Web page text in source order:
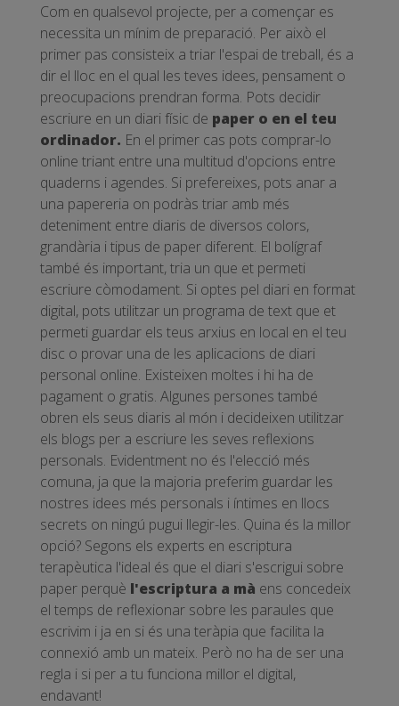
Com en qualsevol projecte, per a començar es
necessita un mínim de preparació. Per això el
primer pas consisteix a triar l'espai de treball, és a
dir el lloc en el qual les teves idees, pensament o
preocupacions prendran forma. Pots decidir
escriure en un diari físic de paper o en el teu
ordinador. En el primer cas pots comprar-lo
online triant entre una multitud d'opcions entre
quaderns i agendes. Si prefereixes, pots anar a
una papereria on podràs triar amb més
deteniment entre diaris de diversos colors,
grandària i tipus de paper diferent. El bolígraf
també és important, tria un que et permeti
escriure còmodament. Si optes pel diari en format
digital, pots utilitzar un programa de text que et
permeti guardar els teus arxius en local en el teu
disc o provar una de les aplicacions de diari
personal online. Existeixen moltes i hi ha de
pagament o gratis. Algunes persones també
obren els seus diaris al món i decideixen utilitzar
els blogs per a escriure les seves reflexions
personals. Evidentment no és l'elecció més
comuna, ja que la majoria preferim guardar les
nostres idees més personals i íntimes en llocs
secrets on ningú pugui llegir-les. Quina és la millor
opció? Segons els experts en escriptura
terapèutica l'ideal és que el diari s'escrigui sobre
paper perquè l'escriptura a mà ens concedeix
el temps de reflexionar sobre les paraules que
escrivim i ja en si és una teràpia que facilita la
connexió amb un mateix. Però no ha de ser una
regla i si per a tu funciona millor el digital,
endavant!